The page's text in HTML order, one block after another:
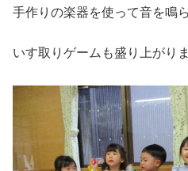
手作りの楽器を使って音を鳴
いす取りゲームも盛り上がり